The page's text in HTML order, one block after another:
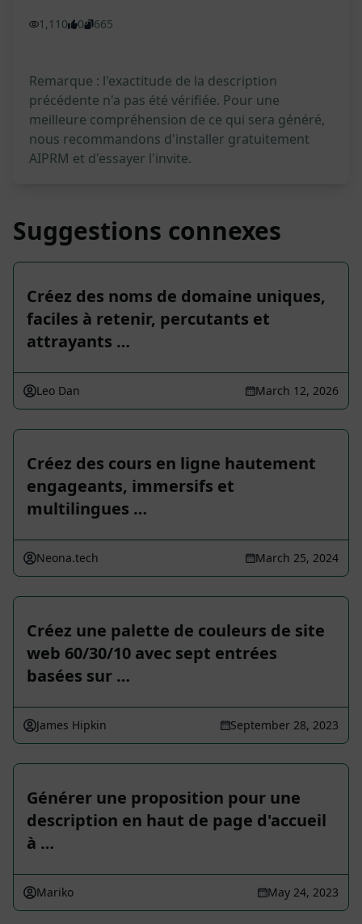
1,110 0 665
Remarque : l'exactitude de la description
précédente n'a pas été vérifiée. Pour une
meilleure compréhension de ce qui sera généré,
nous recommandons d'installer gratuitement
AIPRM et d'essayer l'invite.
Suggestions connexes
Créez des noms de domaine uniques,
faciles à retenir, percutants et
attrayants …
Leo Dan March 12, 2026
Créez des cours en ligne hautement
engageants, immersifs et
multilingues …
Neona.tech March 25, 2024
Créez une palette de couleurs de site
web 60/30/10 avec sept entrées
basées sur …
James Hipkin September 28, 2023
Générer une proposition pour une
description en haut de page d'accueil
à …
Mariko May 24, 2023